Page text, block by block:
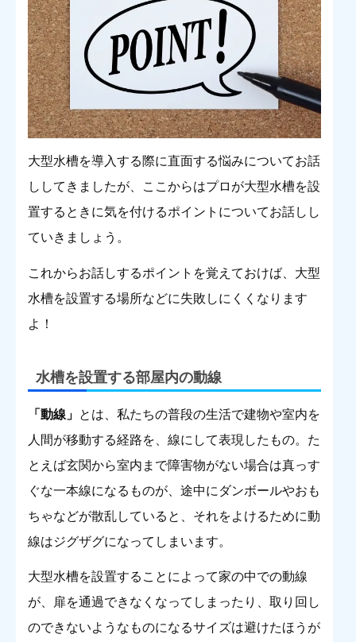
大型水槽を導入する際に直面する悩みについてお話
ししてきましたが、ここからはプロが大型水槽を設
置するときに気を付けるポイントについてお話しし
ていきましょう。
これからお話しするポイントを覚えておけば、大型
水槽を設置する場所などに失敗しにくくなります
よ！
水槽を設置する部屋内の動線
「動線」 とは、私たちの普段の生活で建物や室内を
人間が移動する経路を、線にして表現したもの。た
とえば玄関から室内まで障害物がない場合は真っす
ぐな一本線になるものが、途中にダンボールやおも
ちゃなどが散乱していると、それをよけるために動
線はジグザグになってしまいます。
大型水槽を設置することによって家の中での動線
が、扉を通過できなくなってしまったり、取り回し
のできないようなものになるサイズは避けたほうが